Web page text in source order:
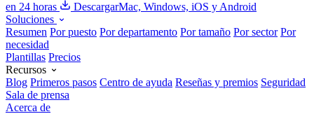
en 24 horas
DescargarMac, Windows, iOS y Android
Soluciones
Resumen Por puesto Por departamento Por tamaño Por sector Por
necesidad
Plantillas Precios
Recursos
Blog Primeros pasos Centro de ayuda Reseñas y premios Seguridad
Sala de prensa
Acerca de